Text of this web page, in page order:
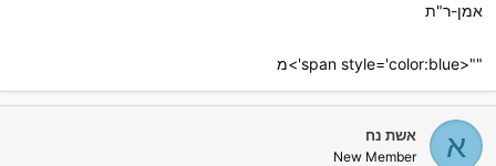
אמן-ר"ת
""<span style='color:blue'>מ
א אשת נח
New Member